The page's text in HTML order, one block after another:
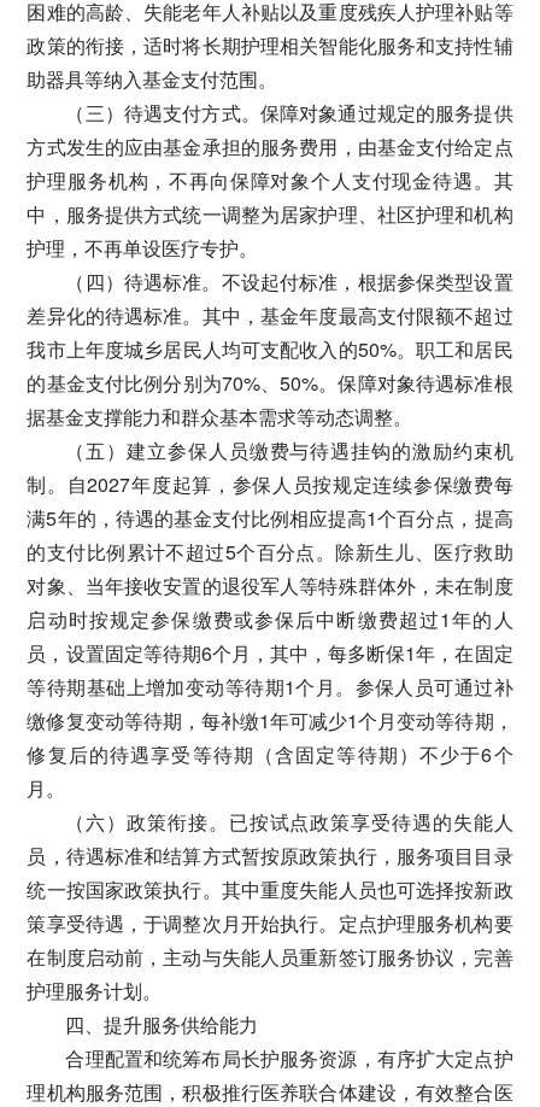
困难的高龄、失能老年人补贴以及重度残疾人护理补贴等
政策的衔接，适时将长期护理相关智能化服务和支持性辅
助器具等纳入基金支付范围。
（三）待遇支付方式。保障对象通过规定的服务提供
方式发生的应由基金承担的服务费用，由基金支付给定点
护理服务机构，不再向保障对象个人支付现金待遇。其
中，服务提供方式统一调整为居家护理、社区护理和机构
护理，不再单设医疗专护。
（四）待遇标准。不设起付标准，根据参保类型设置
差异化的待遇标准。其中，基金年度最高支付限额不超过
我市上年度城乡居民人均可支配收入的50%。职工和居民
的基金支付比例分别为70%、50%。保障对象待遇标准根
据基金支撑能力和群众基本需求等动态调整。
（五）建立参保人员缴费与待遇挂钩的激励约束机
制。自2027年度起算，参保人员按规定连续参保缴费每
满5年的，待遇的基金支付比例相应提高1个百分点，提高
的支付比例累计不超过5个百分点。除新生儿、医疗救助
对象、当年接收安置的退役军人等特殊群体外，未在制度
启动时按规定参保缴费或参保后中断缴费超过1年的人
员，设置固定等待期6个月，其中，每多断保1年，在固定
等待期基础上增加变动等待期1个月。参保人员可通过补
缴修复变动等待期，每补缴1年可减少1个月变动等待期，
修复后的待遇享受等待期（含固定等待期）不少于6个
月。
（六）政策衔接。已按试点政策享受待遇的失能人
员，待遇标准和结算方式暂按原政策执行，服务项目目录
统一按国家政策执行。其中重度失能人员也可选择按新政
策享受待遇，于调整次月开始执行。定点护理服务机构要
在制度启动前，主动与失能人员重新签订服务协议，完善
护理服务计划。
四、提升服务供给能力
合理配置和统筹布局长护服务资源，有序扩大定点护
理机构服务范围，积极推行医养联合体建设，有效整合医